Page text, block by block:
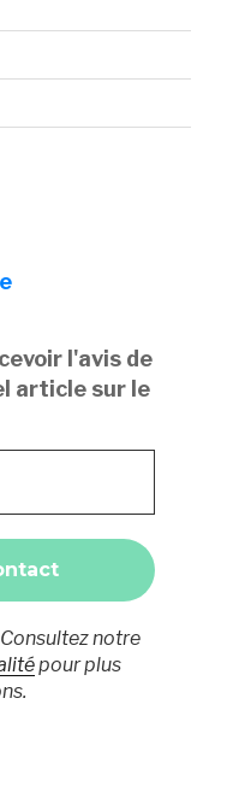
l'avis de
article sur le
notre
pour plus